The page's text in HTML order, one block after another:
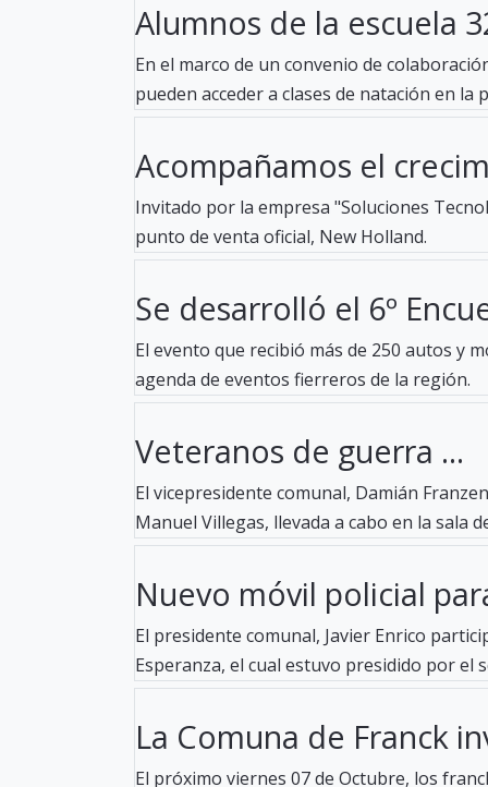
Alumnos de la escuela
En el marco de un convenio de
pueden acceder a clases de natación en la
Acompañamos el
Invitado por la empresa "Soluciones
punto de venta oficial, New Holland.
Se desarrolló el 6º
El evento que recibió más de 250 autos y
agenda de eventos fierreros de la región.
Veteranos de guerra ...
El vicepresidente comunal, Damián
Manuel Villegas, llevada a cabo en la sala
Nuevo móvil policial
El presidente comunal, Javier Enrico
Esperanza, el cual estuvo presidido por el
La Comuna de Franck
El próximo viernes 07 de Octubre, los